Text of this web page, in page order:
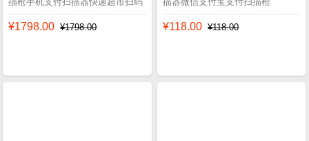
枪
¥1798.00¥1798.00 ¥118.00¥118.00